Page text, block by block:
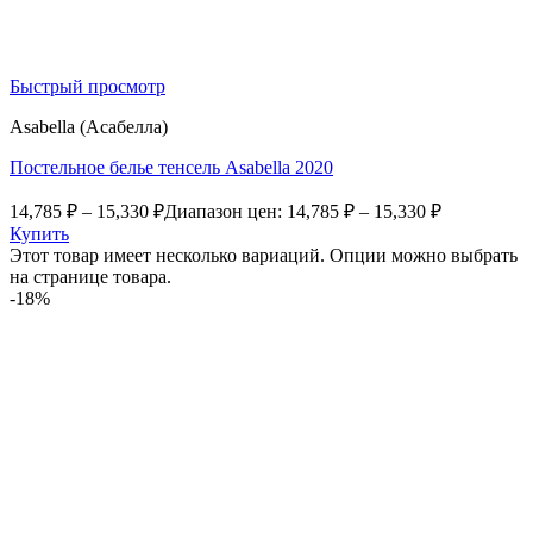
Быстрый просмотр
Asabella (Асабелла)
Постельное белье тенсель Asabella 2020
14,785 ₽ – 15,330 ₽Диапазон цен: 14,785 ₽ – 15,330 ₽
Купить
Этот товар имеет несколько вариаций. Опции можно выбрать
на странице товара.
-18%